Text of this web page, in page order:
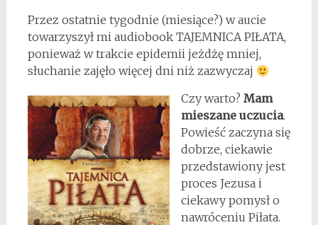
Przez ostatnie tygodnie (miesiące?) w aucie
towarzyszył mi audiobook TAJEMNICA PIŁATA,
ponieważ w trakcie epidemii jeżdżę mniej,
słuchanie zajęło więcej dni niż zazwyczaj
Czy warto? Mam
mieszane uczucia.
Powieść zaczyna się
dobrze, ciekawie
przedstawiony jest
proces Jezusa i
ciekawy pomysł o
nawróceniu Piłata.